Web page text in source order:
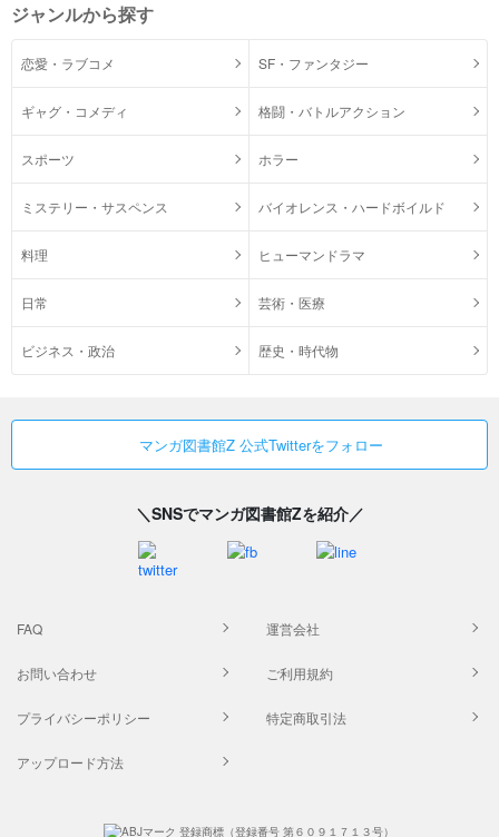
ジャンルから探す
恋愛・ラブコメ SF・ファンタジー
ギャグ・コメディ 格闘・バトルアクション
スポーツ ホラー
ミステリー・サスペンス バイオレンス・ハードボイルド
料理 ヒューマンドラマ
日常 芸術・医療
ビジネス・政治 歴史・時代物
マンガ図書館Z 公式Twitterをフォロー
＼SNSでマンガ図書館Zを紹介／
FAQ 運営会社
お問い合わせ ご利用規約
プライバシーポリシー 特定商取引法
アップロード方法